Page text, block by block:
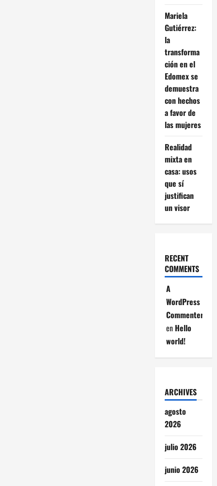
Mariela
Gutiérrez:
la
transforma
ción en el
Edomex se
demuestra
con hechos
a favor de
las mujeres
Realidad
mixta en
casa: usos
que sí
justifican
un visor
RECENT
COMMENTS
A
WordPress
Commenter
en Hello
world!
ARCHIVES
agosto
2026
julio 2026
junio 2026